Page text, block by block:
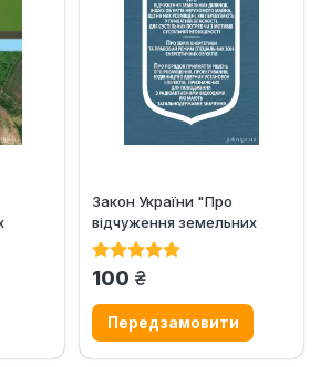
Закон України "Про
відчуження земельних
ділянок, інших об’єктів...
100 грн.